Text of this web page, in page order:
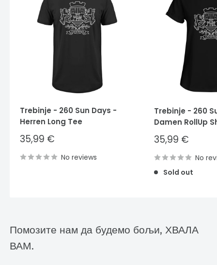
Trebinje - 260 Sun Days -
Herren Long Tee
Sale
price
35,99 €
No reviews
Trebinje - 260
Damen RollUp
Sale
price
35,99 €
No
Sold out
Помозите нам да будемо бољи, ХВАЛА
ВАМ.